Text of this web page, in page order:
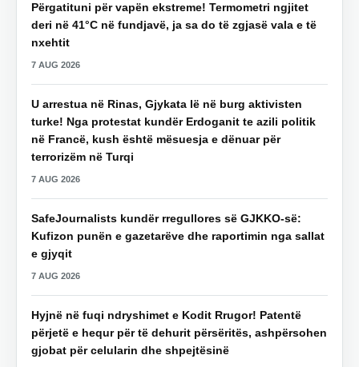
Përgatituni për vapën ekstreme! Termometri ngjitet
deri në 41°C në fundjavë, ja sa do të zgjasë vala e të
nxehtit
7 AUG 2026
U arrestua në Rinas, Gjykata lë në burg aktivisten
turke! Nga protestat kundër Erdoganit te azili politik
në Francë, kush është mësuesja e dënuar për
terrorizëm në Turqi
7 AUG 2026
SafeJournalists kundër rregullores së GJKKO-së:
Kufizon punën e gazetarëve dhe raportimin nga sallat
e gjyqit
7 AUG 2026
Hyjnë në fuqi ndryshimet e Kodit Rrugor! Patentë
përjetë e hequr për të dehurit përsëritës, ashpërsohen
gjobat për celularin dhe shpejtësinë